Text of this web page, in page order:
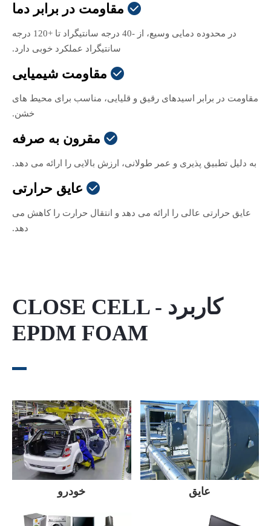
 مقاومت در برابر دما
در محدوده دمایی وسیع، از -40 درجه سانتیگراد تا +120 درجه
سانتیگراد عملکرد خوبی دارد.
 مقاومت شیمیایی
مقاومت در برابر اسیدهای رقیق و قلیایی، مناسب برای محیط های
خشن.
 مقرون به صرفه
به دلیل تطبیق پذیری و عمر طولانی، ارزش بالایی را ارائه می دهد.
 عایق حرارتی
عایق حرارتی عالی را ارائه می دهد و انتقال حرارت را کاهش می
دهد.
کاربرد - CLOSE CELL
EPDM FOAM
عایق خودرو